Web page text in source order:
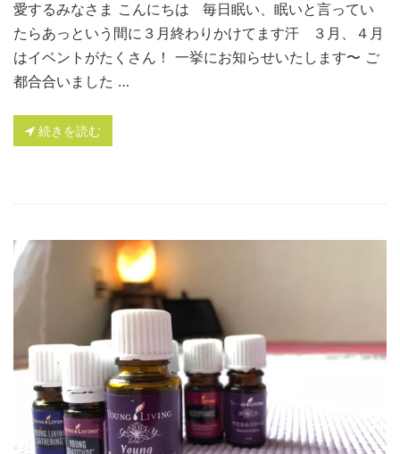
愛するみなさま こんにちは 毎日眠い、眠いと言ってい
たらあっという間に３月終わりかけてます汗 ３月、４月
はイベントがたくさん！ 一挙にお知らせいたします〜 ご
都合合いました …
続きを読む